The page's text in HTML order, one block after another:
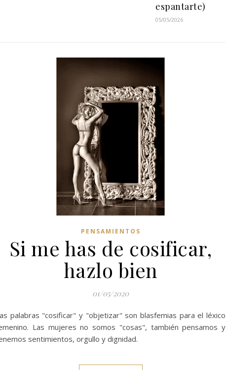
espantarte)
05/05/2026
PENSAMIENTOS
Si me has de cosificar,
hazlo bien
01/05/2020
palabras "cosificar" y "objetizar" son blasfemias para el léxico
Las mujeres no somos "cosas", también pensamos y
sentimientos, orgullo y dignidad.